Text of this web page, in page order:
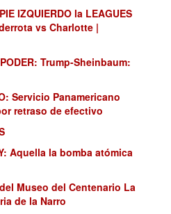
IZQUIERDO la LEAGUES
vs Charlotte |
Trump-Sheinbaum:
Servicio Panamericano
retraso de efectivo
Aquella la bomba atómica
Museo del Centenario La
de la Narro